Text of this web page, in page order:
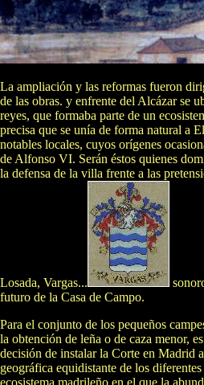
La ampliación y las reformas fueron
de las obras. y enfrente del Alcázar se
reyes, que formaba parte de un
precisa que se unía de forma natural a
notables locales, cuyos orígenes
de Alfonso VI. Serán éstos quienes
la defensa de la villa frente a las
Losada, Vargas...
futuro de la Casa de Campo.
Para el conjunto de los pequeños
la obtención de leña o de caza menor,
decisión de instalar la Corte en Madrid
geográfica equidistante de los
ecosistema madrileño en el que la